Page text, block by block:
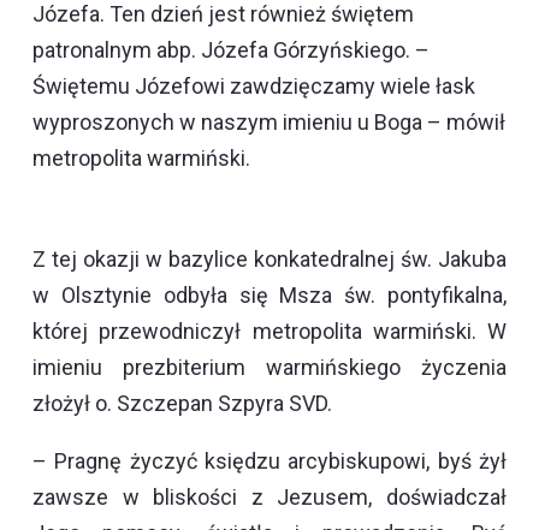
Józefa. Ten dzień jest również świętem
patronalnym abp. Józefa Górzyńskiego. –
Świętemu Józefowi zawdzięczamy wiele łask
wyproszonych w naszym imieniu u Boga – mówił
metropolita warmiński.
Z tej okazji w bazylice konkatedralnej św. Jakuba
w Olsztynie odbyła się Msza św. pontyfikalna,
której przewodniczył metropolita warmiński. W
imieniu prezbiterium warmińskiego życzenia
złożył o. Szczepan Szpyra SVD.
– Pragnę życzyć księdzu arcybiskupowi, byś żył
zawsze w bliskości z Jezusem, doświadczał